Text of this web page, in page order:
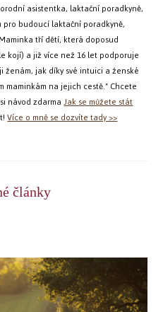
asistentka, laktační poradkyně,
budoucí laktační poradkyně,
tří dětí, která doposud
kojí) a již více než 16 let podporuje
jak díky své intuici a ženské
na jejich cestě." Chcete
návod zdarmaJak se můžete stát
Více o mně se dozvíte tady >>
články